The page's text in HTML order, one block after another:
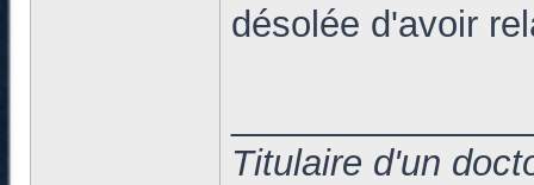
désolée d'avoir
Titulaire d'un